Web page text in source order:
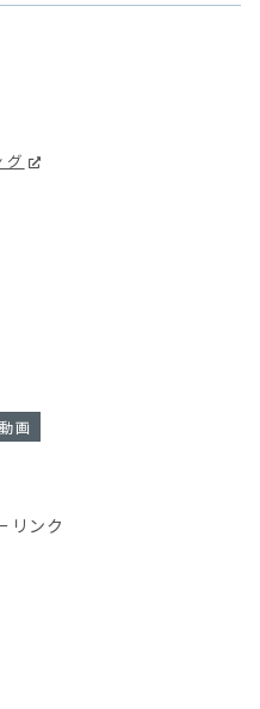
グ
画
リンク